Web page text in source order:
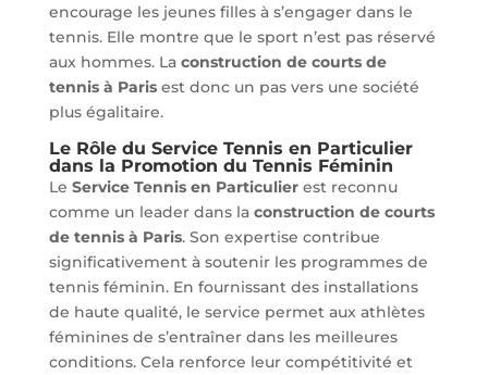
encourage les jeunes filles à s’engager dans le
tennis. Elle montre que le sport n’est pas réservé
aux hommes. La construction de courts de
tennis à Parisest donc un pas vers une société
plus égalitaire.
Le Rôle du Service Tennis en Particulier
dans la Promotion du Tennis Féminin
Le Service Tennis en Particulierest reconnu
comme un leader dans la construction de courts
de tennis à Paris. Son expertise contribue
significativement à soutenir les programmes de
tennis féminin. En fournissant des installations
de haute qualité, le service permet aux athlètes
féminines de s’entraîner dans les meilleures
conditions. Cela renforce leur compétitivité et